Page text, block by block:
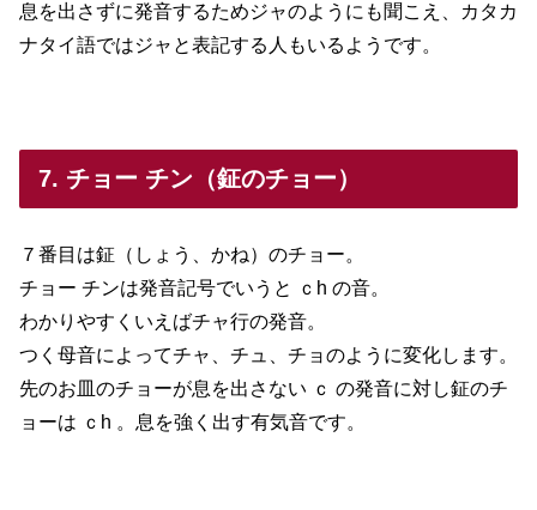
息を出さずに発音するためジャのようにも聞こえ、カタカ
ナタイ語ではジャと表記する人もいるようです。
7. チョー チン（鉦のチョー）
７番目は鉦（しょう、かね）のチョー。
チョー チンは発音記号でいうと ｃh の音。
わかりやすくいえばチャ行の発音。
つく母音によってチャ、チュ、チョのように変化します。
先のお皿のチョーが息を出さない ｃ の発音に対し鉦のチ
ョーは ｃh 。息を強く出す有気音です。